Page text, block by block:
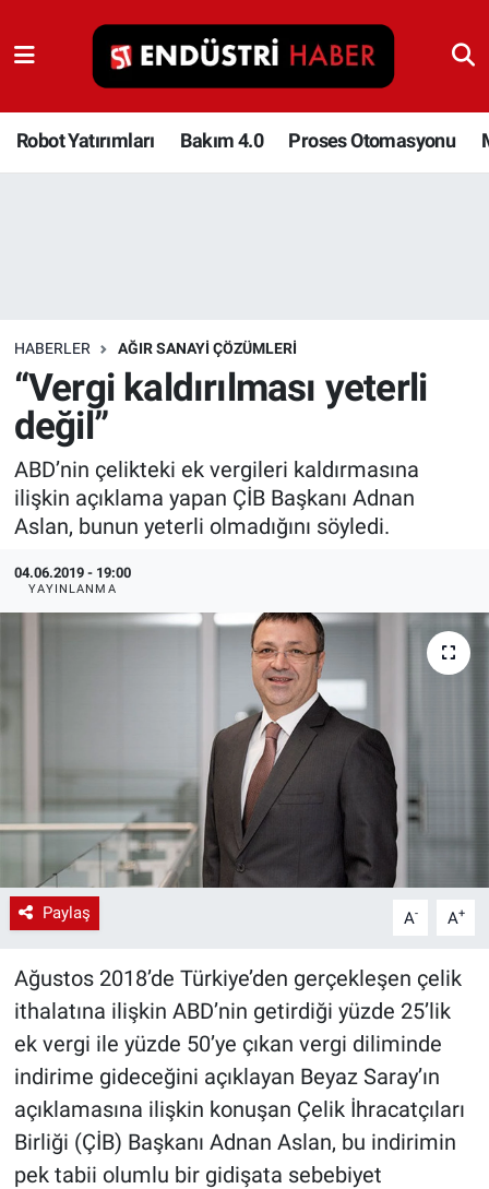
Robot Yatırımları Bakım 4.0 Proses Otomasyonu
HABERLER AĞIR SANAYI ÇÖZÜMLERI
“Vergi kaldırılması yeterli
değil”
ABD’nin çelikteki ek vergileri kaldırmasına
ilişkin açıklama yapan ÇİB Başkanı Adnan
Aslan, bunun yeterli olmadığını söyledi.
04.06.2019 - 19:00
YAYINLANMA
Paylaş A- A+
Ağustos 2018’de Türkiye’den gerçekleşen çelik
ithalatına ilişkin ABD’nin getirdiği yüzde 25’lik
ek vergi ile yüzde 50’ye çıkan vergi diliminde
indirime gideceğini açıklayan Beyaz Saray’ın
açıklamasına ilişkin konuşan Çelik İhracatçıları
Birliği (ÇİB) Başkanı Adnan Aslan, bu indirimin
pek tabii olumlu bir gidişata sebebiyet
Robot Yatırımları
Bakım 4.0
Depolama Çözümleri
İnşaat ve Malzeme
HaberOrtak
EndüstriST
Enerjisini Üreten Fabrikalar
Endüstri 4.0 Uygulamaları